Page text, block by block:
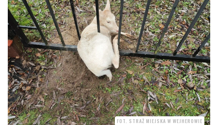
FOT. STRAŻ MIEJSKA W WEJHEROWIE